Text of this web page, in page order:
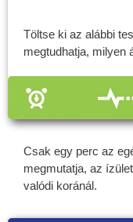
Töltse ki az alábbi
megtudhatja, milyen
Csak egy perc az
megmutatja, az
valódi koránál.